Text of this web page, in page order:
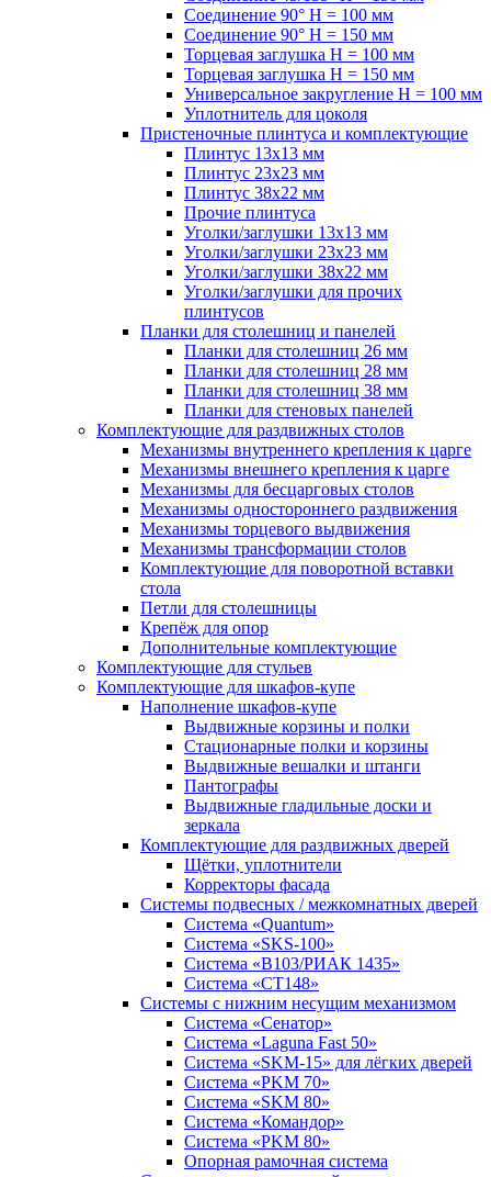
Соединение 90° H = 100 мм
Соединение 90° H = 150 мм
Торцевая заглушка H = 100 мм
Торцевая заглушка H = 150 мм
Универсальное закругление H = 100 мм
Уплотнитель для цоколя
Пристеночные плинтуса и комплектующие
Плинтус 13х13 мм
Плинтус 23х23 мм
Плинтус 38х22 мм
Прочие плинтуса
Уголки/заглушки 13х13 мм
Уголки/заглушки 23х23 мм
Уголки/заглушки 38х22 мм
Уголки/заглушки для прочих
плинтусов
Планки для столешниц и панелей
Планки для столешниц 26 мм
Планки для столешниц 28 мм
Планки для столешниц 38 мм
Планки для стеновых панелей
Комплектующие для раздвижных столов
Механизмы внутреннего крепления к царге
Механизмы внешнего крепления к царге
Механизмы для бесцарговых столов
Механизмы одностороннего раздвижения
Механизмы торцевого выдвижения
Механизмы трансформации столов
Комплектующие для поворотной вставки
стола
Петли для столешницы
Крепёж для опор
Дополнительные комплектующие
Комплектующие для стульев
Комплектующие для шкафов-купе
Наполнение шкафов-купе
Выдвижные корзины и полки
Стационарные полки и корзины
Выдвижные вешалки и штанги
Пантографы
Выдвижные гладильные доски и
зеркала
Комплектующие для раздвижных дверей
Щётки, уплотнители
Корректоры фасада
Системы подвесных / межкомнатных дверей
Система «Quantum»
Система «SKS-100»
Система «B103/РИАК 1435»
Система «СТ148»
Системы с нижним несущим механизмом
Система «Сенатор»
Система «Laguna Fast 50»
Система «SKM-15» для лёгких дверей
Система «PKM 70»
Система «SKM 80»
Система «Командор»
Система «PKM 80»
Опорная рамочная система